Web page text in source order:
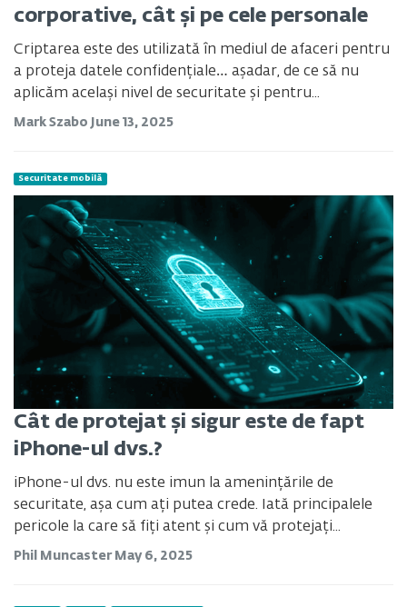
corporative, cât și pe cele personale
Criptarea este des utilizată în mediul de afaceri pentru
a proteja datele confidențiale… așadar, de ce să nu
aplicăm același nivel de securitate și pentru...
Mark Szabo June 13, 2025
Securitate mobilă
Cât de protejat și sigur este de fapt
iPhone-ul dvs.?
iPhone-ul dvs. nu este imun la amenințările de
securitate, așa cum ați putea crede. Iată principalele
pericole la care să fiți atent și cum vă protejați...
Phil Muncaster May 6, 2025